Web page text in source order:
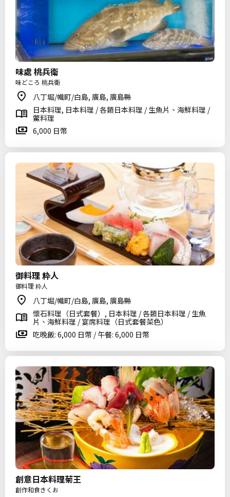
味處 桃兵衛
味どころ 桃兵衛
八丁堀/幟町/白島, 廣島, 廣島縣
日本料理, 日本料理 / 各類日本料理 / 生魚片、海鮮料理 /
鱉料理
6,000 日幣
御料理 粋人
御料理 粋人
八丁堀/幟町/白島, 廣島, 廣島縣
懷石料理（日式套餐）, 日本料理 / 各類日本料理 / 生魚
片、海鮮料理 / 宴席料理（日式套餐菜色）
吃晚飯: 6,000 日幣 / 午餐: 6,000 日幣
創意日本料理菊王
創作和食きくお